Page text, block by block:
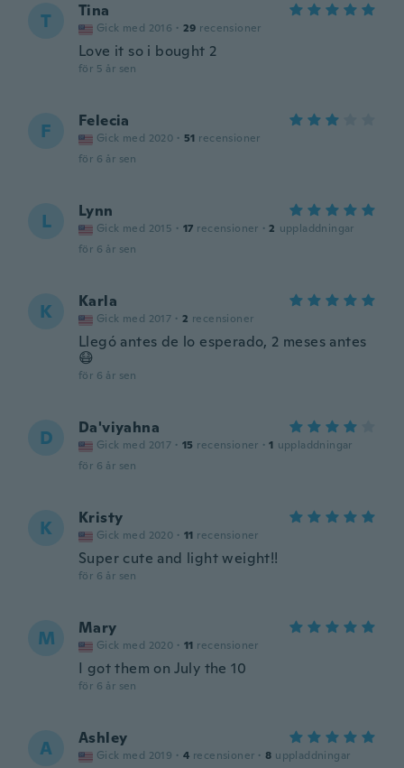
T Tina
Gick med 2016 · 29 recensioner
Love it so i bought 2
för 5 år sen
F Felecia
Gick med 2020 · 51 recensioner
för 6 år sen
L Lynn
Gick med 2015 · 17 recensioner · 2 uppladdningar
för 6 år sen
K Karla
Gick med 2017 · 2 recensioner
Llegó antes de lo esperado, 2 meses antes
😷
för 6 år sen
D Da'viyahna
Gick med 2017 · 15 recensioner · 1 uppladdningar
för 6 år sen
K Kristy
Gick med 2020 · 11 recensioner
Super cute and light weight!!
för 6 år sen
M Mary
Gick med 2020 · 11 recensioner
I got them on July the 10
för 6 år sen
A Ashley
Gick med 2019 · 4 recensioner · 8 uppladdningar